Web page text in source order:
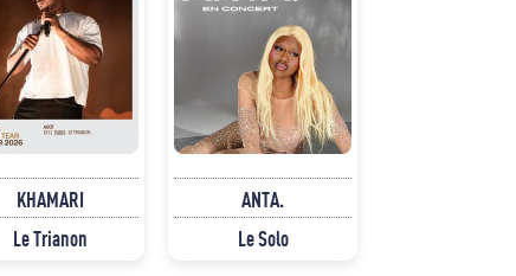
KHAMARI
Le Trianon
ANTA.
Le Solo